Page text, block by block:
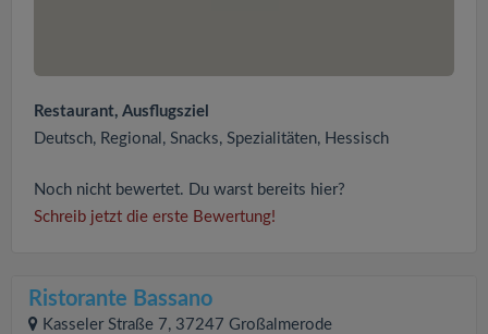
Restaurant, Ausflugsziel
Deutsch, Regional, Snacks, Spezialitäten, Hessisch
Noch nicht bewertet. Du warst bereits hier?
Schreib jetzt die erste Bewertung!
Ristorante Bassano
Kasseler Straße 7, 37247 Großalmerode